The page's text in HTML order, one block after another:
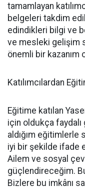
tamamlayan
belgeleri takdim
edindikleri bilgi ve
ve mesleki gelişim
önemli bir kazanım
Katılımcılardan
Eğitime katılan
için oldukça
aldığım eğitimlerle
iyi bir şekilde ifade
Ailem ve sosyal
güçlendireceğim.
Bizlere bu imkânı